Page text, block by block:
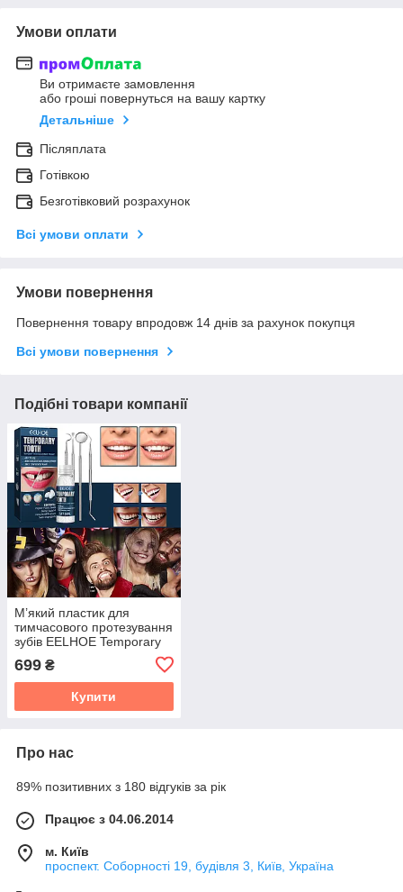
Умови оплати
Ви отримаєте замовлення
або гроші повернуться на вашу картку
Детальніше
Післяплата
Готівкою
Безготівковий розрахунок
Всі умови оплати
Умови повернення
Повернення товару впродовж 14 днів за рахунок покупця
Всі умови повернення
Подібні товари компанії
М’який пластик для
тимчасового протезування
зубів EELHOE Temporary
Tooth 30 мл — пластилін
для зубів та творчості
699 ₴
Купити
Про нас
89% позитивних з 180 відгуків за рік
Працює з 04.06.2014
м. Київ
проспект. Соборності 19, будівля 3, Київ, Україна